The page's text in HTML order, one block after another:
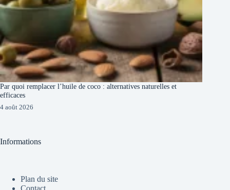
Par quoi remplacer l’huile de coco : alternatives naturelles et
efficaces
4 août 2026
Informations
Plan du site
Contact